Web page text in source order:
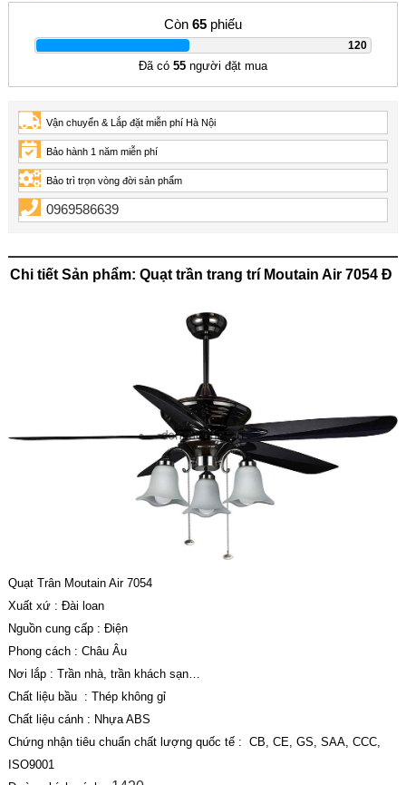
Còn 65phiếu
120
|
Đã có 55người đặt mua
Vận chuyển & Lắp đặt miễn phí Hà Nội
Bảo hành 1 năm miễn phí
Bảo trì trọn vòng đời sản phẩm
0969586639
Chi tiết Sản phẩm: Quạt trần trang trí Moutain Air 7054 Đ
Quạt Trân Moutain Air 7054
Xuất xứ : Đài loan
Nguồn cung cấp : Điện
Phong cách : Châu Âu
Nơi lắp : Trần nhà, trần khách sạn…
Chất liệu bầu : Thép không gỉ
Chất liệu cánh : Nhựa ABS
Chứng nhận tiêu chuẩn chất lượng quốc tế : CB, CE, GS, SAA, CCC,
ISO9001